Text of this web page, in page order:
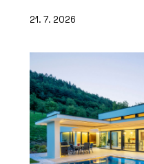
21. 7. 2026